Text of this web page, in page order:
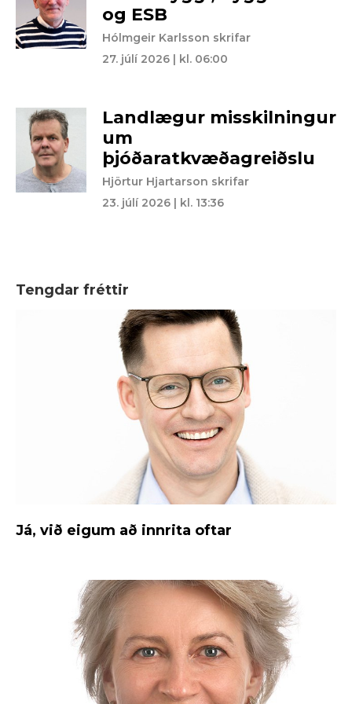
og ESB
Hólmgeir Karlsson skrifar
27. júlí 2026 | kl. 06:00
Landlægur misskilningur
um
þjóðaratkvæðagreiðslu
Hjörtur Hjartarson skrifar
23. júlí 2026 | kl. 13:36
Tengdar fréttir
Já, við eigum að innrita oftar